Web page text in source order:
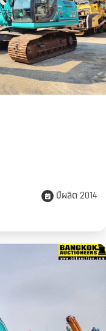
ปีผลิต 2014